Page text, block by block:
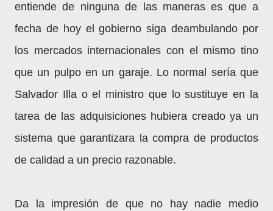
entiende de ninguna de las maneras es que a
fecha de hoy el gobierno siga deambulando por
los mercados internacionales con el mismo tino
que un pulpo en un garaje. Lo normal sería que
Salvador Illa o el ministro que lo sustituye en la
tarea de las adquisiciones hubiera creado ya un
sistema que garantizara la compra de productos
de calidad a un precio razonable.
Da la impresión de que no hay nadie medio